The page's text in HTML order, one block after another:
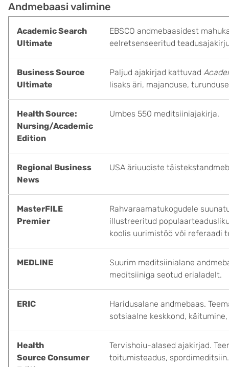
Andmebaasi valimine
Academic Search
Ultimate
EBSCO andmebaasidest
eelretsenseeritud
Business Source
Ultimate
Paljud ajakirjad kattuvad
lisaks äri, majanduse,
Health Source:
Nursing/Academic
Edition
Umbes 550 meditsiiniajakirja.
Regional Business
News
USA äriuudiste
MasterFILE
Premier
Rahvaraamatukogudele
illustreeritud
koolis uurimistöö või referaadi
MEDLINE
Suurim meditsiinialane
meditsiiniga seotud erialadelt.
ERIC
Haridusalane andmebaas.
sotsiaalne keskkond,
Health
Source Consumer
Tervishoiu-alased ajakirjad.
toitumisteadus, spordimeditsiin.